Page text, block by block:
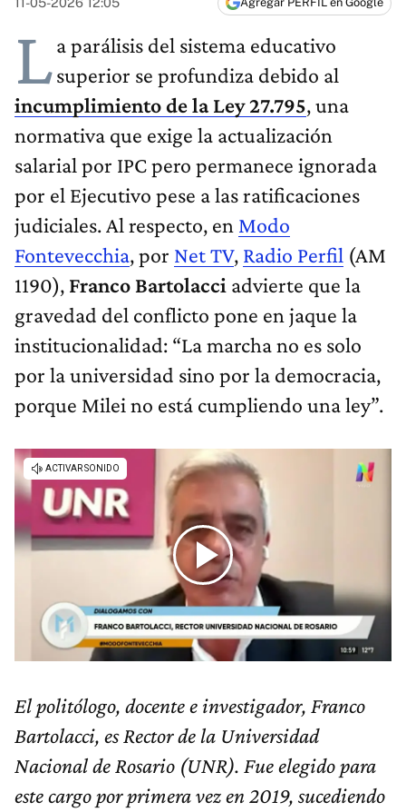
La parálisis del sistema educativo
superior se profundiza debido al
incumplimiento de la Ley 27.795, una
normativa que exige la actualización
salarial por IPC pero permanece ignorada
por el Ejecutivo pese a las ratificaciones
judiciales. Al respecto, en Modo
Fontevecchia, por Net TV, Radio Perfil (AM
1190), Franco Bartolacci advierte que la
gravedad del conflicto pone en jaque la
institucionalidad: “La marcha no es solo
por la universidad sino por la democracia,
porque Milei no está cumpliendo una ley”.
El politólogo, docente e investigador, Franco
Bartolacci, es Rector de la Universidad
Nacional de Rosario (UNR). Fue elegido para
este cargo por primera vez en 2019, sucediendo